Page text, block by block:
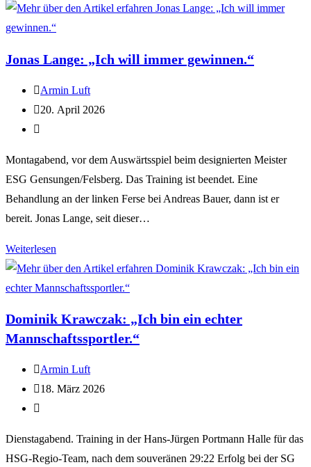
Jonas Lange: „Ich will immer gewinnen.“
Armin Luft
20. April 2026
Montagabend, vor dem Auswärtsspiel beim designierten Meister
ESG Gensungen/Felsberg. Das Training ist beendet. Eine
Behandlung an der linken Ferse bei Andreas Bauer, dann ist er
bereit. Jonas Lange, seit dieser…
Weiterlesen
Dominik Krawczak: „Ich bin ein echter
Mannschaftssportler.“
Armin Luft
18. März 2026
Dienstagabend. Training in der Hans-Jürgen Portmann Halle für das
HSG-Regio-Team, nach dem souveränen 29:22 Erfolg bei der SG